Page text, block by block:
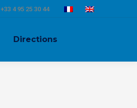
+33 4 95 25 30 44
Directions